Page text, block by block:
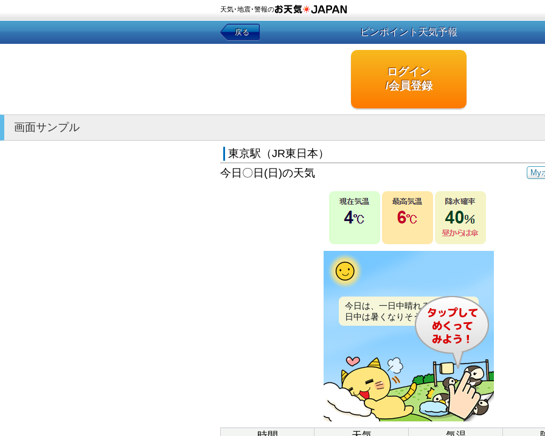
天気･地震･警報の
戻る ピンポイント天気予報
ログイン
/会員登録
画面サンプル
東京駅（JR東日本）
My
今日〇日(日)の天気
今日は、一日中晴れるでしょう。
日中は暑くなりそうです。